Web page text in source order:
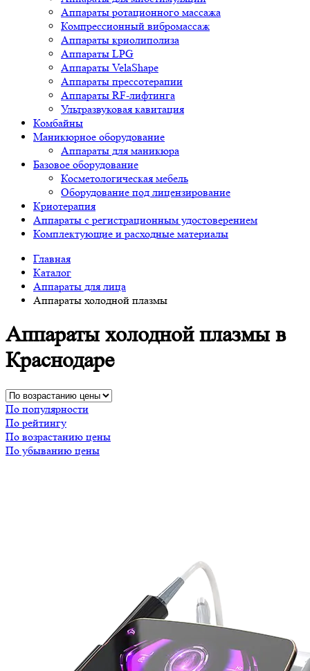
Аппараты ротационного массажа
Компрессионный вибромассаж
Аппараты криолиполиза
Аппараты LPG
Аппараты VelaShape
Аппараты прессотерапии
Аппараты RF-лифтинга
Ультразвуковая кавитация
Комбайны
Маникюрное оборудование
Аппараты для маникюра
Базовое оборудование
Косметологическая мебель
Оборудование под лицензирование
Криотерапия
Аппараты c регистрационным удостоверением
Комплектующие и расходные материалы
Главная
Каталог
Аппараты для лица
Аппараты холодной плазмы
Аппараты холодной плазмы в
Краснодаре
По популярности
По рейтингу
По возрастанию цены
По убыванию цены